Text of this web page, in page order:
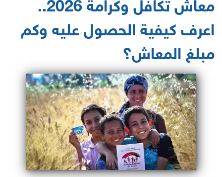
اعرف كيفية الحصول عليه وكم
مبلغ المعاش؟